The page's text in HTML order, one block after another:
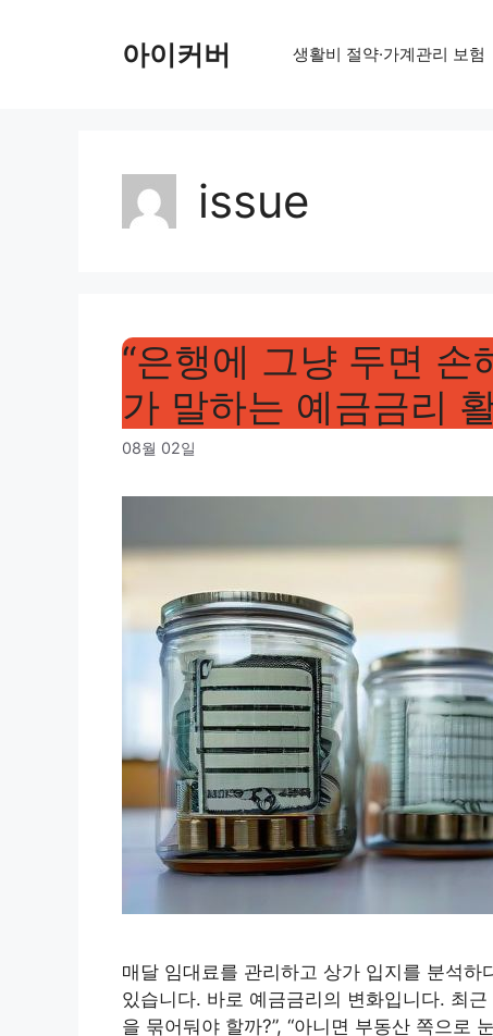
아이커버 생활비 절약·가계관리 보험
issue
“은행에 그냥 두면 손
가 말하는 예금금리
08월 02일
매달 임대료를 관리하고 상가 입지를 분석
있습니다. 바로 예금금리의 변화입니다. 최
을 묶어둬야 할까?”, “아니면 부동산 쪽으로